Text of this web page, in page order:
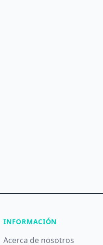
INFORMACIÓN
Acerca de nosotros